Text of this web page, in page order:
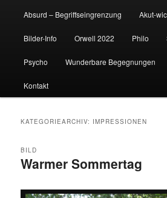
Absurd – Begriffseingrenzung Akut-
Bilder-Info Orwell 2022 Philo
Psycho Wunderbare Begegnungen
Kontakt
KATEGORIEARCHIV: IMPRESSIONEN
Warmer Sommertag
BILD